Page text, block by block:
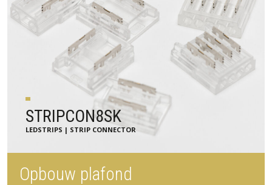
STRIPCON8SK
LEDSTRIPS | STRIP CONNECTOR
Opbouw plafond